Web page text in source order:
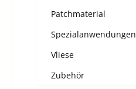
Patchmaterial
Spezialanwendungen
Vliese
Zubehör